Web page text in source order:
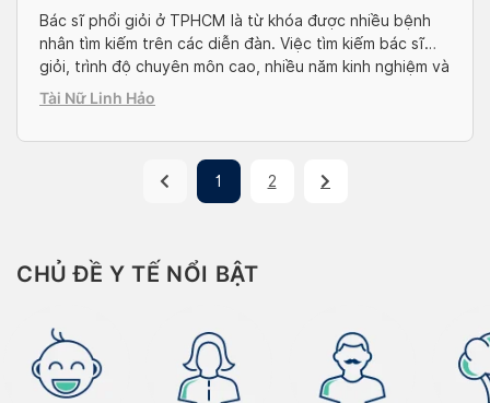
Bác sĩ phổi giỏi ở TPHCM là từ khóa được nhiều bệnh
nhân tìm kiếm trên các diễn đàn. Việc tìm kiếm bác sĩ
giỏi, trình độ chuyên môn cao, nhiều năm kinh nghiệm và
đặc biệt là am hiểu sức khỏe của bệnh nhân là sự lựa
Tài Nữ Linh Hảo
1 2
CHỦ ĐỀ Y TẾ NỔI BẬT